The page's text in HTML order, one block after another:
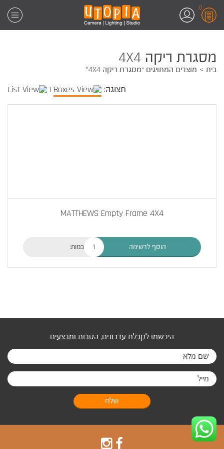
0
מסגרת ריקה 4X4
בית מוצרים המתויגים “מסגרת ריקה 4X4”
תצוגה: |
MATTHEWS Empty Frame 4X4
כמות: הוסף לרשימה
הירשמו לקבלת עדכונים, הטבות ומבצעים
שלח